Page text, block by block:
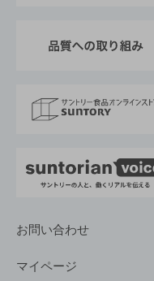
採用情報
お問い合わせ
マイページ